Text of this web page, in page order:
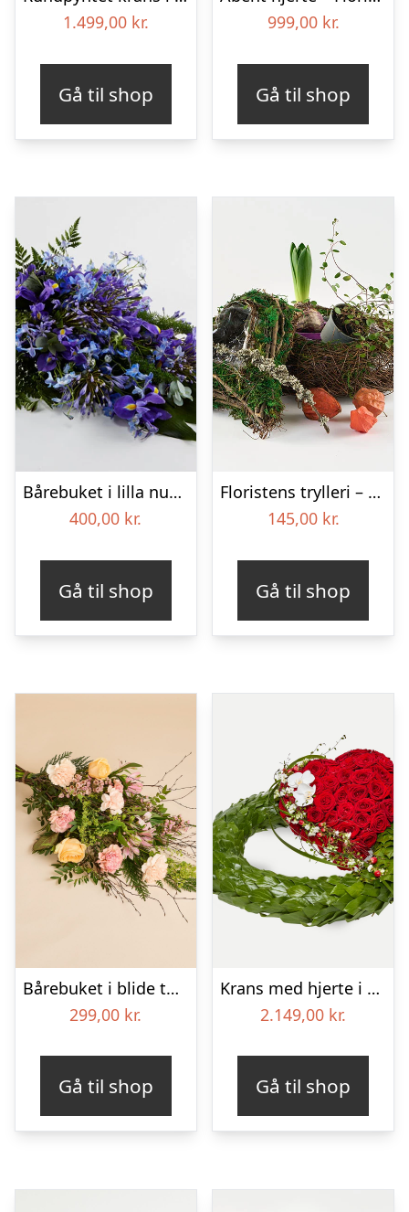
1.499,00 kr.
Gå til shop
999,00 kr.
Gå til shop
Bårebuket i lilla nuancer – Blomster til begravelse
400,00 kr.
Gå til shop
Floristens trylleri – gravpynt – Blomster til begravelse
145,00 kr.
Gå til shop
Bårebuket i blide toner
299,00 kr.
Gå til shop
Krans med hjerte i klassisk stil – rød og hvid
2.149,00 kr.
Gå til shop